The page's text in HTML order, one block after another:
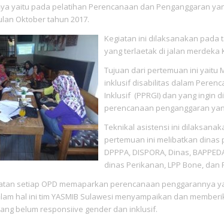
yaitu pada pelatihan Perencanaan dan Penganggaran
Oktober tahun 2017.
Kegiatan ini dilaksanakan pada
yang terlaetak di jalan merdeka
Tujuan dari pertemuan ini yaitu
inklusif disabilitas dalam
Inklusif (PPRGI) dan yang ingin
perencanaan penganggaran
Teknikal asistensi ini
pertemuan ini melibatkan
DPPPA, DISPORA, Dinas,
dinas Perikanan, LPP Bone, dan
setiap OPD memaparkan perencanaan penggarannya
hal ini tim YASMIB Sulawesi menyampaikan dan
belum responsiive gender dan inklusif.